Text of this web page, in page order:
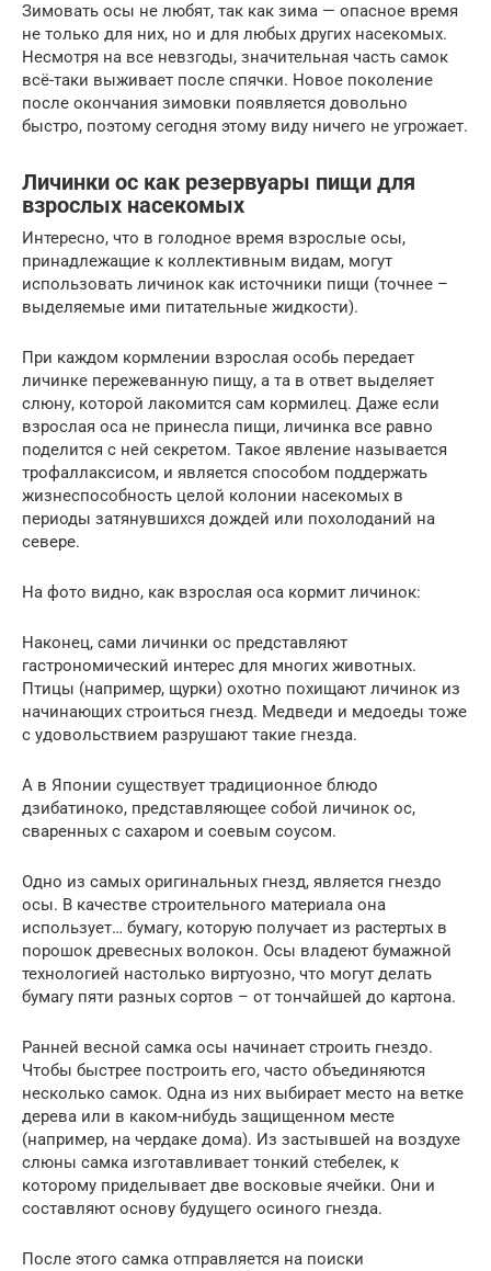
Зимовать осы не любят, так как зима — опасное время
не только для них, но и для любых других насекомых.
Несмотря на все невзгоды, значительная часть самок
всё-таки выживает после спячки. Новое поколение
после окончания зимовки появляется довольно
быстро, поэтому сегодня этому виду ничего не угрожает.
Личинки ос как резервуары пищи для
взрослых насекомых
Интересно, что в голодное время взрослые осы,
принадлежащие к коллективным видам, могут
использовать личинок как источники пищи (точнее –
выделяемые ими питательные жидкости).
При каждом кормлении взрослая особь передает
личинке пережеванную пищу, а та в ответ выделяет
слюну, которой лакомится сам кормилец. Даже если
взрослая оса не принесла пищи, личинка все равно
поделится с ней секретом. Такое явление называется
трофаллаксисом, и является способом поддержать
жизнеспособность целой колонии насекомых в
периоды затянувшихся дождей или похолоданий на
севере.
На фото видно, как взрослая оса кормит личинок:
Наконец, сами личинки ос представляют
гастрономический интерес для многих животных.
Птицы (например, щурки) охотно похищают личинок из
начинающих строиться гнезд. Медведи и медоеды тоже
с удовольствием разрушают такие гнезда.
А в Японии существует традиционное блюдо
дзибатиноко, представляющее собой личинок ос,
сваренных с сахаром и соевым соусом.
Одно из самых оригинальных гнезд, является гнездо
осы. В качестве строительного материала она
использует… бумагу, которую получает из растертых в
порошок древесных волокон. Осы владеют бумажной
технологией настолько виртуозно, что могут делать
бумагу пяти разных сортов – от тончайшей до картона.
Ранней весной самка осы начинает строить гнездо.
Чтобы быстрее построить его, часто объединяются
несколько самок. Одна из них выбирает место на ветке
дерева или в каком-нибудь защищенном месте
(например, на чердаке дома). Из застывшей на воздухе
слюны самка изготавливает тонкий стебелек, к
которому приделывает две восковые ячейки. Они и
составляют основу будущего осиного гнезда.
После этого самка отправляется на поиски